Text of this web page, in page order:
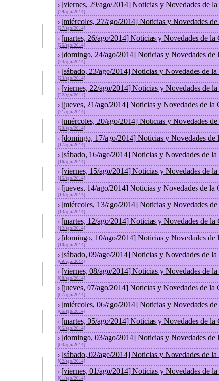
› [viernes, 29/ago/2014] Noticias y Novedades de
[29/ago/2014]
› [miércoles, 27/ago/2014] Noticias y Novedades
[27/ago/2014]
› [martes, 26/ago/2014] Noticias y Novedades de la
[26/ago/2014]
› [domingo, 24/ago/2014] Noticias y Novedades de
[24/ago/2014]
› [sábado, 23/ago/2014] Noticias y Novedades de
[23/ago/2014]
› [viernes, 22/ago/2014] Noticias y Novedades de
[22/ago/2014]
› [jueves, 21/ago/2014] Noticias y Novedades de la
[21/ago/2014]
› [miércoles, 20/ago/2014] Noticias y Novedades
[20/ago/2014]
› [domingo, 17/ago/2014] Noticias y Novedades de
[17/ago/2014]
› [sábado, 16/ago/2014] Noticias y Novedades de
[16/ago/2014]
› [viernes, 15/ago/2014] Noticias y Novedades de
[15/ago/2014]
› [jueves, 14/ago/2014] Noticias y Novedades de la
[14/ago/2014]
› [miércoles, 13/ago/2014] Noticias y Novedades
[13/ago/2014]
› [martes, 12/ago/2014] Noticias y Novedades de la
[12/ago/2014]
› [domingo, 10/ago/2014] Noticias y Novedades de
[10/ago/2014]
› [sábado, 09/ago/2014] Noticias y Novedades de
[09/ago/2014]
› [viernes, 08/ago/2014] Noticias y Novedades de
[08/ago/2014]
› [jueves, 07/ago/2014] Noticias y Novedades de la
[07/ago/2014]
› [miércoles, 06/ago/2014] Noticias y Novedades
[06/ago/2014]
› [martes, 05/ago/2014] Noticias y Novedades de la
[05/ago/2014]
› [domingo, 03/ago/2014] Noticias y Novedades de
[03/ago/2014]
› [sábado, 02/ago/2014] Noticias y Novedades de
[02/ago/2014]
› [viernes, 01/ago/2014] Noticias y Novedades de
[01/ago/2014]